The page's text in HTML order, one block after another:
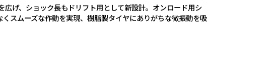
げ、ショック長もドリフト用として新設計。オンロード用シ
スムーズな作動を実現、樹脂製タイヤにありがちな微振動を吸